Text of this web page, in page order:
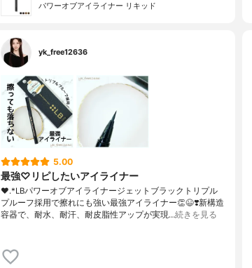
パワーオブアイライナー リキッド
yk_free12636
5.00
最強♡リピしたいアイライナー
❤︎.*⁡LBパワーオブアイライナージェットブラック⁡トリプル
プルーフ採用で擦れにも強い最強アイライナー👏😆❣️⁡新構造
容器で、耐水、耐汗、耐皮脂性アップが実現…続きを見る